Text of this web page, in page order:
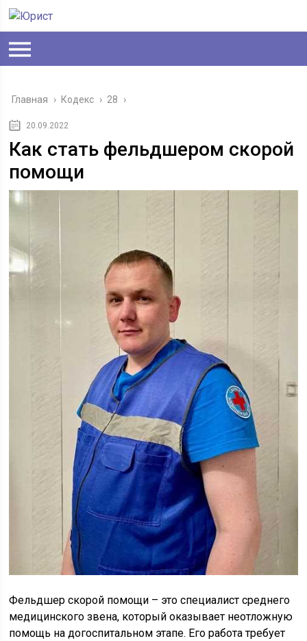
Главная › Кодекс › 28 ›
20.09.2022
Как стать фельдшером скорой
помощи
Фельдшер скорой помощи – это специалист среднего
медицинского звена, который оказывает неотложную
помощь на догоспитальном этапе. Его работа требует